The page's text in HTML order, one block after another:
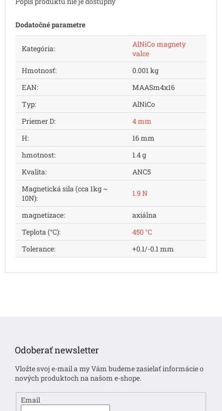
Dodatočné parametre
Kategória:
AlNiCo magnety
valce
Hmotnosť:
0.001 kg
EAN:
MAASm4x16
Typ:
AlNiCo
Priemer D:
4 mm
H:
16 mm
hmotnost:
1.4 g
Kvalita:
ANC5
Magnetická sila (cca 1kg ~
10N):
1.9 N
magnetizace:
axiálna
Teplota (°C):
450 °C
Tolerance: +0.1/-0.1 mm
Odoberať newsletter
Vložte svoj e-mail a my Vám budeme zasielať informácie o
nových produktoch na našom e-shope.
Email